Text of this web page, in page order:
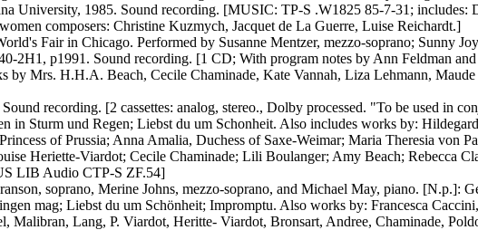
University, 1985. Sound recording. [MUSIC: TP-S .W1825 85-7-31; includes:
composers: Christine Kuzmych, Jacquet de La Guerre, Luise Reichardt.]
Fair in Chicago. Performed by Susanne Mentzer, mezzo-soprano; Sunny
p1991. Sound recording. [1 CD; With program notes by Ann Feldman
by Mrs. H.H.A. Beach, Cecile Chaminade, Kate Vannah, Liza Lehmann,
recording. [2 cassettes: analog, stereo., Dolby processed. "To be used in
in Sturm und Regen; Liebst du um Schonheit. Also includes works by:
of Prussia; Anna Amalia, Duchess of Saxe-Weimar; Maria Theresia von
Heriette-Viardot; Cecile Chaminade; Lili Boulanger; Amy Beach; Rebecca
LIB Audio CTP-S ZF.54]
soprano, Merine Johns, mezzo-soprano, and Michael May, piano. [N.p.]:
mag; Liebst du um Schönheit; Impromptu. Also works by: Francesca
Malibran, Lang, P. Viardot, Heritte- Viardot, Bronsart, Andree, Chaminade,